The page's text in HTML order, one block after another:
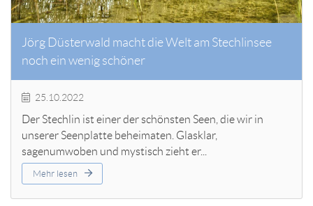
Jörg Düsterwald macht die Welt am Stechlinsee
noch ein wenig schöner
25.10.2022
Der Stechlin ist einer der schönsten Seen, die wir in
unserer Seenplatte beheimaten. Glasklar,
sagenumwoben und mystisch zieht er...
Mehr lesen